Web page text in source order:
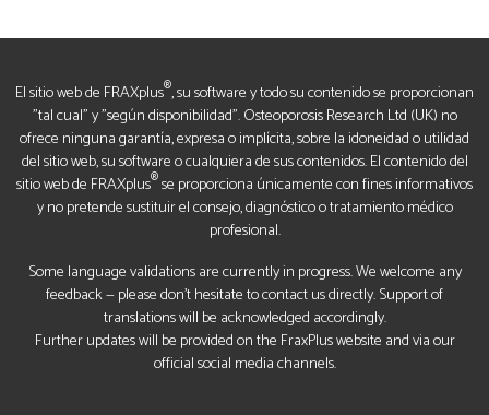
El sitio web de FRAXplus®, su software y todo su contenido se proporcionan
"tal cual" y "según disponibilidad". Osteoporosis Research Ltd (UK) no
ofrece ninguna garantía, expresa o implícita, sobre la idoneidad o utilidad
del sitio web, su software o cualquiera de sus contenidos. El contenido del
sitio web de FRAXplus®se proporciona únicamente con fines informativos
y no pretende sustituir el consejo, diagnóstico o tratamiento médico
profesional.
Some language validations are currently in progress. We welcome any
feedback — please don’t hesitate to contact us directly. Support of
translations will be acknowledged accordingly.
Further updates will be provided on the FraxPlus website and via our
official social media channels.